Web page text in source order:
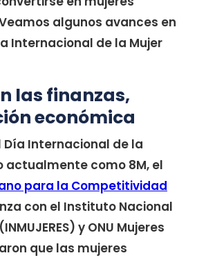
algunos avances en
Internacional de la Mujer
las finanzas,
económica
Día Internacional de la
actualmente como 8M, el
para la Competitividad
con el Instituto Nacional
y ONU Mujeres
que las mujeres